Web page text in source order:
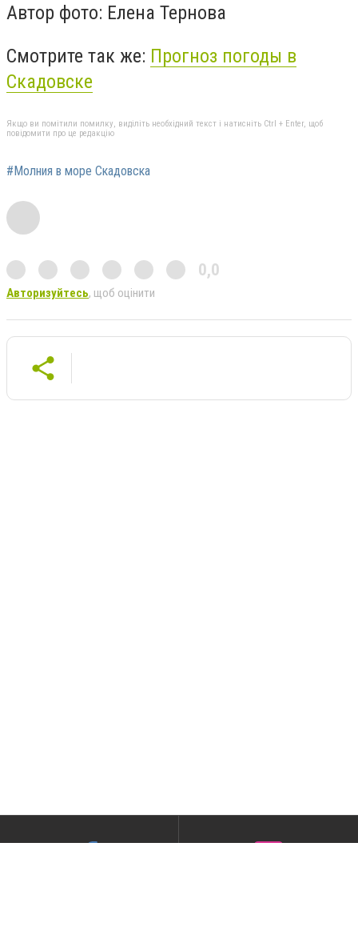
Автор фото: Елена Тернова
Смотрите так же: Прогноз погоды в
Скадовске
Якщо ви помітили помилку, виділіть необхідний текст і натисніть Ctrl + Enter, щоб
повідомити про це редакцію
#Молния в море Скадовска
0,0
Авторизуйтесь, щоб оцінити